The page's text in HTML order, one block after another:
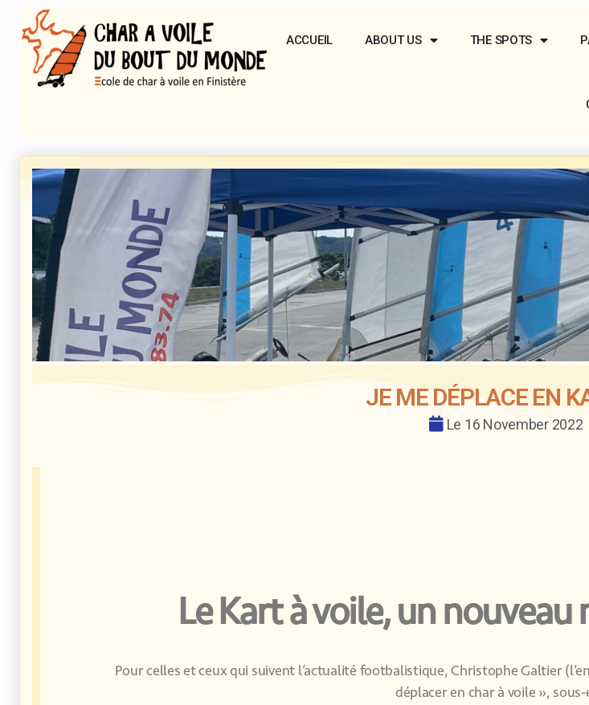
ACCUEIL ABOUT US THE SPOTS
JE ME DÉPLACE EN
Le 16 November 2022
Le Kart à voile, un
Pour celles et ceux qui suivent l’actualité footbalistique, Christophe Galtier
déplacer en char à voile »,